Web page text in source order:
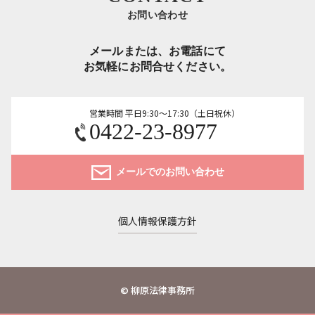
お問い合わせ
メールまたは、お電話にて
お気軽にお問合せください。
営業時間 平日9:30～17:30（土日祝休）
0422-23-8977
メールでのお問い合わせ
個人情報保護方針
© 柳原法律事務所